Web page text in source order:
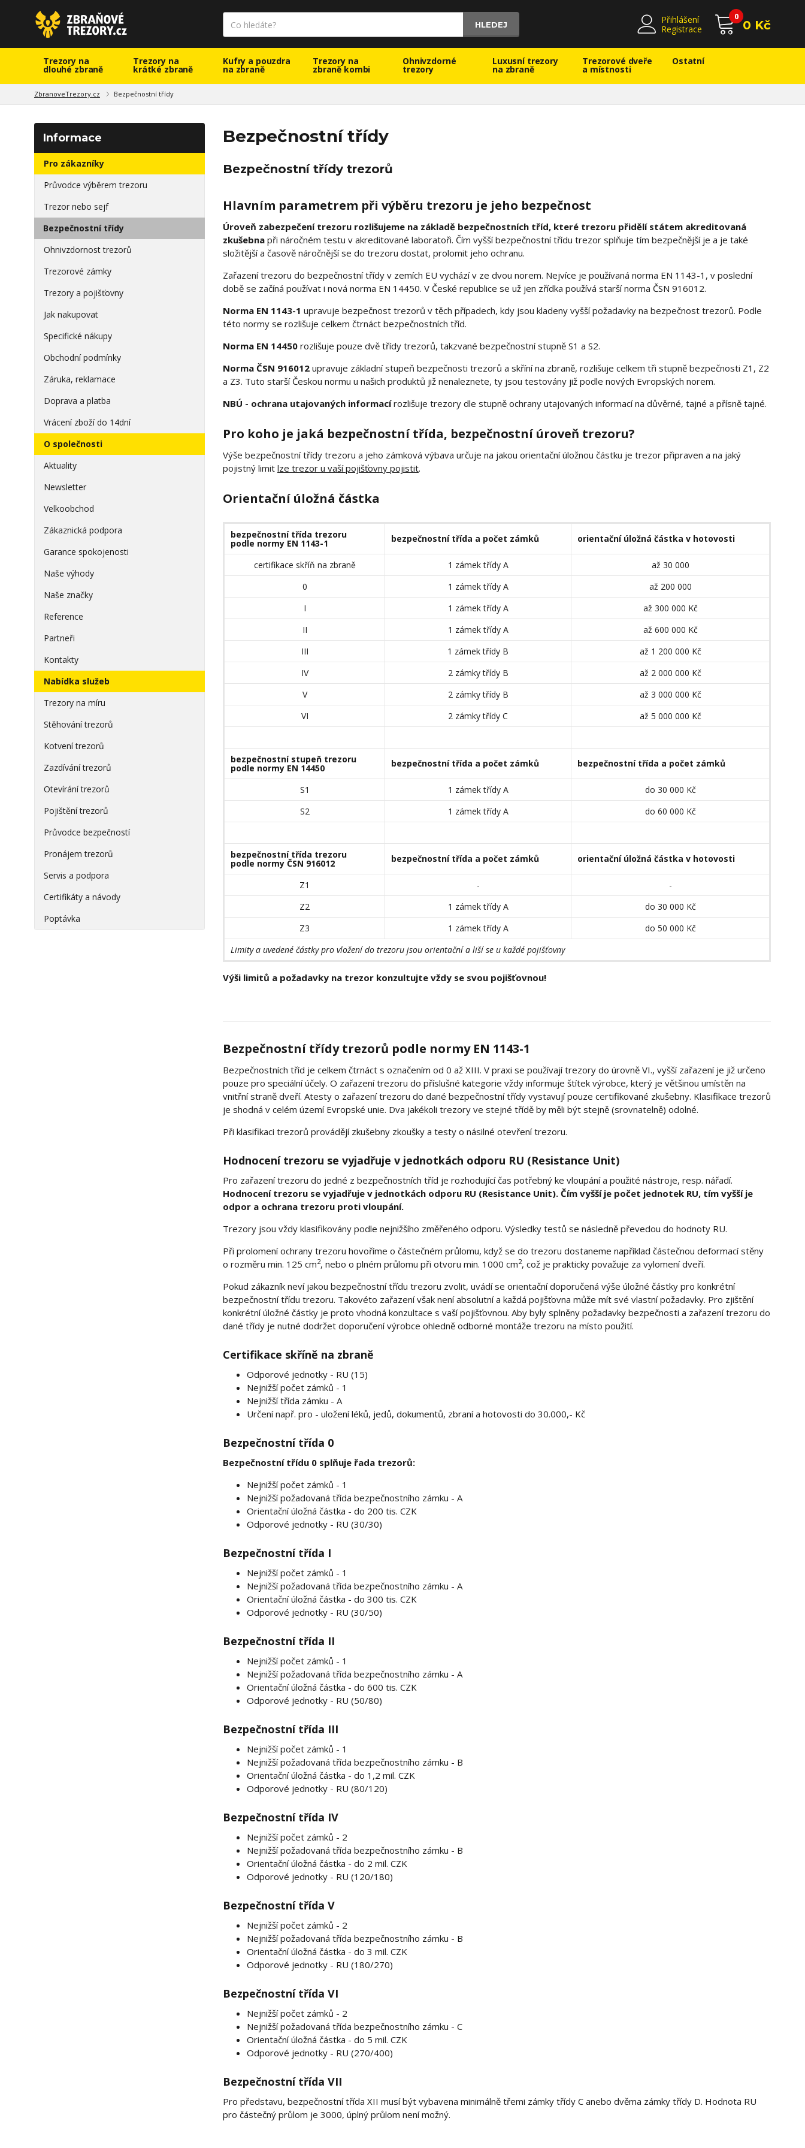
HLEDEJ
Přihlášení
Registrace
0
0 Kč
Trezory na
dlouhé zbraně
Trezory na
krátké zbraně
Kufry a pouzdra
na zbraně
Trezory na
zbraně kombi
Ohnivzdorné
trezory
Luxusní trezory
na zbraně
Trezorové dveře
a místnosti
Ostatní
ZbranoveTrezory.cz Bezpečnostní třídy
Informace
Pro zákazníky
Průvodce výběrem trezoru
Trezor nebo sejf
Bezpečnostní třídy
Ohnivzdornost trezorů
Trezorové zámky
Trezory a pojišťovny
Jak nakupovat
Specifické nákupy
Obchodní podmínky
Záruka, reklamace
Doprava a platba
Vrácení zboží do 14dní
O společnosti
Aktuality
Newsletter
Velkoobchod
Zákaznická podpora
Garance spokojenosti
Naše výhody
Naše značky
Reference
Partneři
Kontakty
Nabídka služeb
Trezory na míru
Stěhování trezorů
Kotvení trezorů
Zazdívání trezorů
Otevírání trezorů
Pojištění trezorů
Průvodce bezpečností
Pronájem trezorů
Servis a podpora
Certifikáty a návody
Poptávka
Bezpečnostní třídy
Bezpečnostní třídy trezorů
Hlavním parametrem při výběru trezoru je jeho bezpečnost
Úroveň zabezpečení trezoru rozlišujeme na základě bezpečnostních tříd, které trezoru přidělí státem akreditovaná
zkušebna při náročném testu v akreditované laboratoři. Čím vyšší bezpečnostní třídu trezor splňuje tím bezpečnější je a je také
složitější a časově náročnější se do trezoru dostat, prolomit jeho ochranu.
Zařazení trezoru do bezpečnostní třídy v zemích EU vychází v ze dvou norem. Nejvíce je používaná norma EN 1143-1, v poslední
době se začíná používat i nová norma EN 14450. V České republice se už jen zřídka používá starší norma ČSN 916012.
Norma EN 1143-1 upravuje bezpečnost trezorů v těch případech, kdy jsou kladeny vyšší požadavky na bezpečnost trezorů. Podle
této normy se rozlišuje celkem čtrnáct bezpečnostních tříd.
Norma EN 14450 rozlišuje pouze dvě třídy trezorů, takzvané bezpečnostní stupně S1 a S2.
Norma ČSN 916012 upravuje základní stupeň bezpečnosti trezorů a skříní na zbraně, rozlišuje celkem tři stupně bezpečnosti Z1, Z2
a Z3. Tuto starší Českou normu u našich produktů již nenaleznete, ty jsou testovány již podle nových Evropských norem.
NBÚ - ochrana utajovaných informacírozlišuje trezory dle stupně ochrany utajovaných informací na důvěrné, tajné a přísně tajné.
Pro koho je jaká bezpečnostní třída, bezpečnostní úroveň trezoru?
Výše bezpečnostní třídy trezoru a jeho zámková výbava určuje na jakou orientační úložnou částku je trezor připraven a na jaký
pojistný limit lze trezor u vaší pojišťovny pojistit.
Orientační úložná částka
bezpečnostní třída trezoru
podle normy EN 1143-1 bezpečnostní třída a počet zámků orientační úložná částka v hotovosti
certifikace skříň na zbraně 1 zámek třídy A
až 30 000
0
1 zámek třídy A
až 200 000
I
1 zámek třídy A
až 300 000 Kč
II
1 zámek třídy A
až 600 000 Kč
III
1 zámek třídy B
až 1 200 000 Kč
IV
2 zámky třídy B
až 2 000 000 Kč
V
2 zámky třídy B
až 3 000 000 Kč
VI
2 zámky třídy C až 5 000 000 Kč
bezpečnostní stupeň trezoru
podle normy EN 14450 bezpečnostní třída a počet zámků bezpečnostní třída a počet zámků
S1 1 zámek třídy A
do 30 000 Kč
S2
1 zámek třídy A do 60 000 Kč
bezpečnostní třída trezoru
podle normy ČSN 916012 bezpečnostní třída a počet zámků orientační úložná částka v hotovosti
Z1 -
-
Z2
1 zámek třídy A
do 30 000 Kč
Z3
1 zámek třídy A
do 50 000 Kč
Limity a uvedené částky pro vložení do trezoru jsou orientační a liší se u každé pojišťovny
Výši limitů a požadavky na trezor konzultujte vždy se svou pojišťovnou!
Bezpečnostní třídy trezorů podle normy EN 1143-1
Bezpečnostních tříd je celkem čtrnáct s označením od 0 až XIII. V praxi se používají trezory do úrovně VI., vyšší zařazení je již určeno
pouze pro speciální účely. O zařazení trezoru do příslušné kategorie vždy informuje štítek výrobce, který je většinou umístěn na
vnitřní straně dveří. Atesty o zařazení trezoru do dané bezpečnostní třídy vystavují pouze certifikované zkušebny. Klasifikace trezorů
je shodná v celém území Evropské unie. Dva jakékoli trezory ve stejné třídě by měli být stejně (srovnatelně) odolné.
Při klasifikaci trezorů provádějí zkušebny zkoušky a testy o násilné otevření trezoru.
Hodnocení trezoru se vyjadřuje v jednotkách odporu RU (Resistance Unit)
Pro zařazení trezoru do jedné z bezpečnostních tříd je rozhodující čas potřebný ke vloupání a použité nástroje, resp. nářadí.
Hodnocení trezoru se vyjadřuje v jednotkách odporu RU (Resistance Unit). Čím vyšší je počet jednotek RU, tím vyšší je
odpor a ochrana trezoru proti vloupání.
Trezory jsou vždy klasifikovány podle nejnižšího změřeného odporu. Výsledky testů se následně převedou do hodnoty RU.
Při prolomení ochrany trezoru hovoříme o částečném průlomu, když se do trezoru dostaneme například částečnou deformací stěny
o rozměru min. 125 cm2, nebo o plném průlomu při otvoru min. 1000 cm2, což je prakticky považuje za vylomení dveří.
Pokud zákazník neví jakou bezpečnostní třídu trezoru zvolit, uvádí se orientační doporučená výše úložné částky pro konkrétní
bezpečnostní třídu trezoru. Takovéto zařazení však není absolutní a každá pojišťovna může mít své vlastní požadavky. Pro zjištění
konkrétní úložné částky je proto vhodná konzultace s vaší pojišťovnou. Aby byly splněny požadavky bezpečnosti a zařazení trezoru do
dané třídy je nutné dodržet doporučení výrobce ohledně odborné montáže trezoru na místo použití.
Certifikace skříně na zbraně
Odporové jednotky - RU (15)
Nejnižší počet zámků - 1
Nejnižší třída zámku - A
Určení např. pro - uložení léků, jedů, dokumentů, zbraní a hotovosti do 30.000,- Kč
Bezpečnostní třída 0
Bezpečnostní třídu 0 splňuje řada trezorů:
Nejnižší počet zámků - 1
Nejnižší požadovaná třída bezpečnostního zámku - A
Orientační úložná částka - do 200 tis. CZK
Odporové jednotky - RU (30/30)
Bezpečnostní třída I
Nejnižší počet zámků - 1
Nejnižší požadovaná třída bezpečnostního zámku - A
Orientační úložná částka - do 300 tis. CZK
Odporové jednotky - RU (30/50)
Bezpečnostní třída II
Nejnižší počet zámků - 1
Nejnižší požadovaná třída bezpečnostního zámku - A
Orientační úložná částka - do 600 tis. CZK
Odporové jednotky - RU (50/80)
Bezpečnostní třída III
Nejnižší počet zámků - 1
Nejnižší požadovaná třída bezpečnostního zámku - B
Orientační úložná částka - do 1,2 mil. CZK
Odporové jednotky - RU (80/120)
Bezpečnostní třída IV
Nejnižší počet zámků - 2
Nejnižší požadovaná třída bezpečnostního zámku - B
Orientační úložná částka - do 2 mil. CZK
Odporové jednotky - RU (120/180)
Bezpečnostní třída V
Nejnižší počet zámků - 2
Nejnižší požadovaná třída bezpečnostního zámku - B
Orientační úložná částka - do 3 mil. CZK
Odporové jednotky - RU (180/270)
Bezpečnostní třída VI
Nejnižší počet zámků - 2
Nejnižší požadovaná třída bezpečnostního zámku - C
Orientační úložná částka - do 5 mil. CZK
Odporové jednotky - RU (270/400)
Bezpečnostní třída VII
Pro představu, bezpečnostní třída XII musí být vybavena minimálně třemi zámky třídy C anebo dvěma zámky třídy D. Hodnota RU
pro částečný průlom je 3000, úplný průlom není možný.